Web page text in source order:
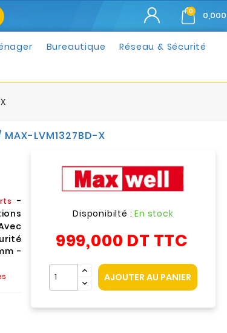
0
Bureautique Réseau & Sécurité
LVM1327BD-X
-
-
Disponibilté :En stock
999,000 DT TTC
AJOUTER AU PANIER